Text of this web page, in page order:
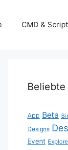
CMD &
Beliebte
App Beta
Designs
Event